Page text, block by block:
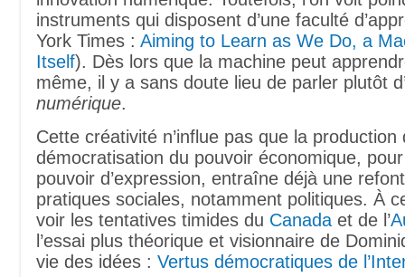
instruments qui disposent d’une faculté
York Times : Aiming to Learn as We Do, a
Itself). Dès lors que la machine peut
même, il y a sans doute lieu de parler plutôt
numérique.
Cette créativité n’influe pas que la production
démocratisation du pouvoir économique,
pouvoir d’expression, entraîne déjà une
pratiques sociales, notamment politiques. À
voir les tentatives timides du Canada et de l’
l’essai plus théorique et visionnaire de
vie des idées : Vertus démocratiques de